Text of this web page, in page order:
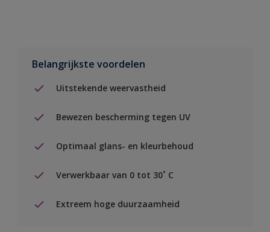
Belangrijkste voordelen
Uitstekende weervastheid
Bewezen bescherming tegen UV
Optimaal glans- en kleurbehoud
Verwerkbaar van 0 tot 30˚ C
Extreem hoge duurzaamheid